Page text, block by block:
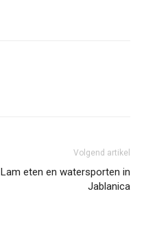
Volgend artikel
Lam eten en watersporten in
Jablanica